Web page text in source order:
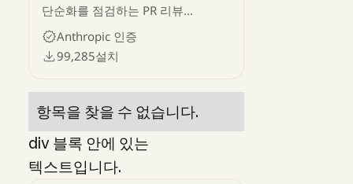
단순화를 점검하는 PR 리뷰
에이전트
Anthropic 인증
99,285설치
항목을 찾을 수 없습니다.
div 블록 안에 있는
텍스트입니다.